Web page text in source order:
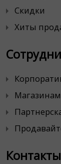
Скидки
Хиты
Контакты